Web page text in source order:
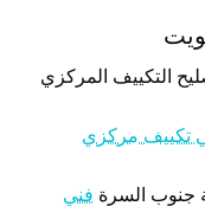
التكييف المركزي
تكييف مركزي
جنوب السرة فني